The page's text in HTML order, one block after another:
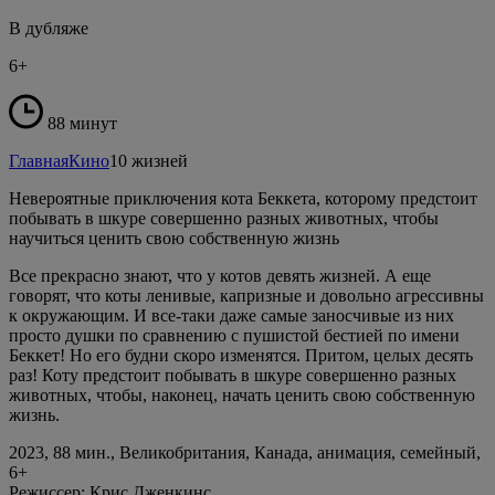
В дубляже
6+
88 минут
ГлавнаяКино10 жизней
Невероятные приключения кота Беккета, которому предстоит
побывать в шкуре совершенно разных животных, чтобы
научиться ценить свою собственную жизнь
Все прекрасно знают, что у котов девять жизней. А еще
говорят, что коты ленивые, капризные и довольно агрессивны
к окружающим. И все-таки даже самые заносчивые из них
просто душки по сравнению с пушистой бестией по имени
Беккет! Но его будни скоро изменятся. Притом, целых десять
раз! Коту предстоит побывать в шкуре совершенно разных
животных, чтобы, наконец, начать ценить свою собственную
жизнь.
2023, 88 мин., Великобритания, Канада, анимация, семейный,
6+